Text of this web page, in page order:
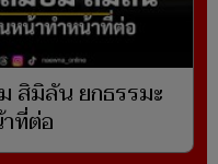
สิมิลัน ยกธรรมะ
ที่ต่อ